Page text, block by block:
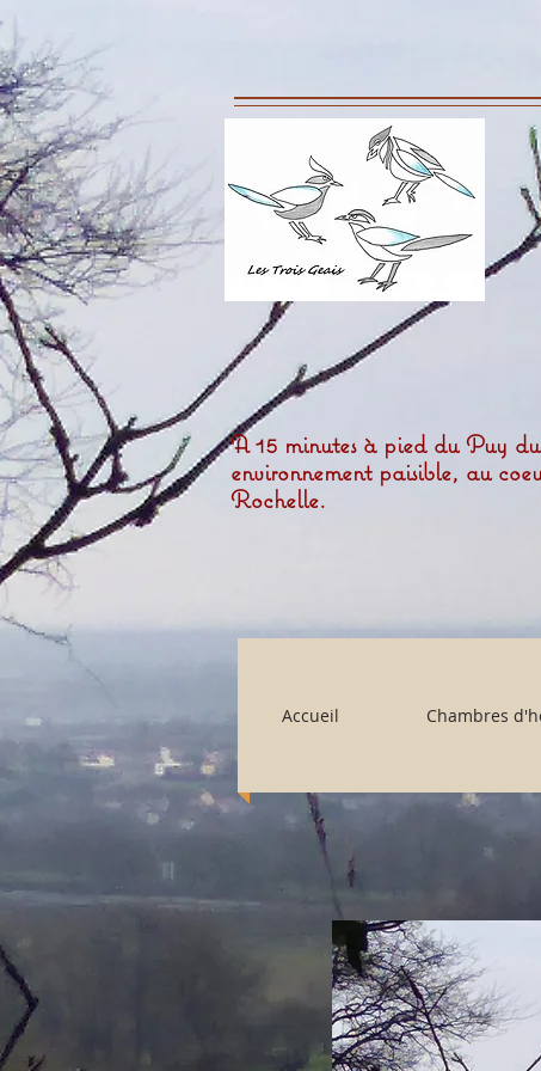
A 15 minutes à pied du Puy
environnement paisible, au
Rochelle.
Accueil Chambres